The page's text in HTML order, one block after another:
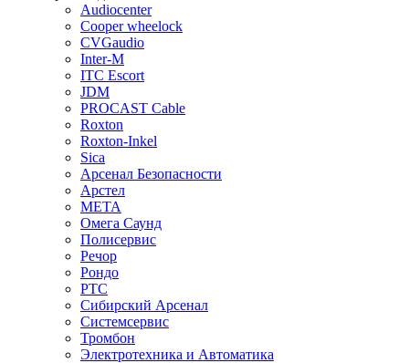
Audiocenter
Cooper wheelock
CVGaudio
Inter-M
ITC Escort
JDM
PROCAST Cable
Roxton
Roxton-Inkel
Sica
Арсенал Безопасности
Арстел
МЕТА
Омега Саунд
Полисервис
Речор
Рондо
РТС
Сибирский Арсенал
Системсервис
Тромбон
Электротехника и Автоматика